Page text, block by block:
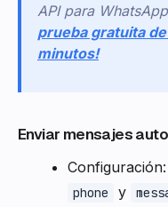
API para
prueba gratuita
minutos!
Enviar mensajes
phone y